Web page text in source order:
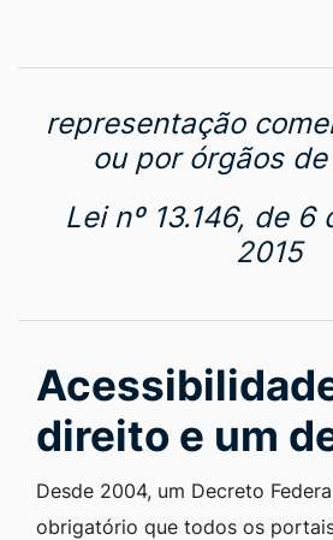
representação
ou por órgãos
Lei nº 13.146, de 6
2015
direito e um
Desde 2004, um Decreto
obrigatório que todos os